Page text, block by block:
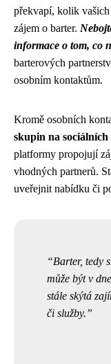
překvapí, kolik vašich
zájem o barter.
informace o tom, co
barterových
osobním kontaktům.
Kromě osobních
skupin na sociálních
platformy propojují
vhodných partnerů.
uveřejnit nabídku či
Barter, tedy
může být v
stále skýtá
či služby.